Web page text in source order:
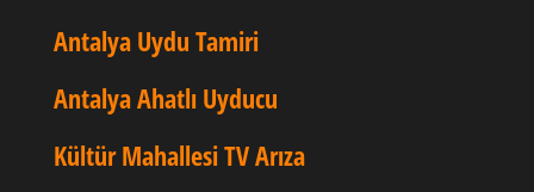
Antalya Uydu Tamiri
Antalya Ahatlı Uyducu
Kültür Mahallesi TV Arıza